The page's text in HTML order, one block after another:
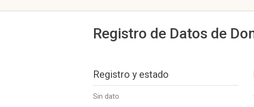
Registro de Datos de
Registro y estado
Sin dato